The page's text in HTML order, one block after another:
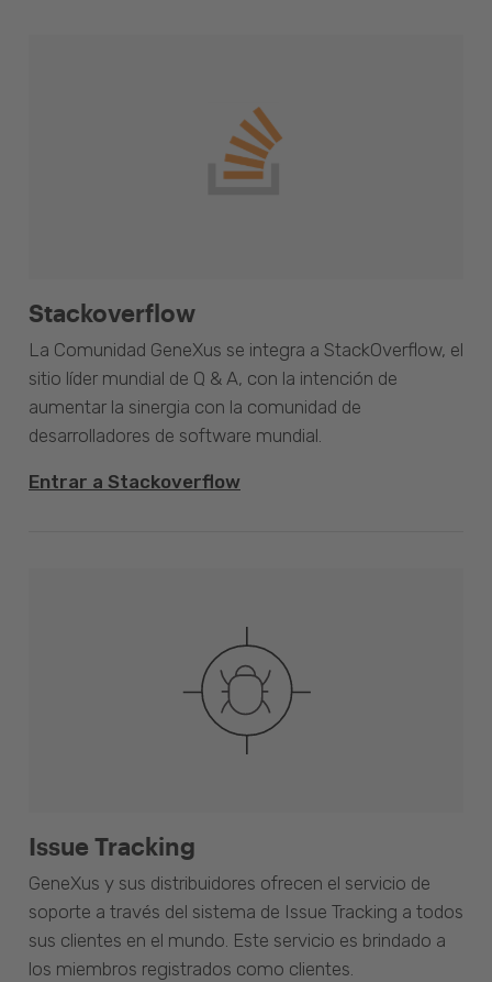
Stackoverflow
La Comunidad GeneXus se integra a StackOverflow, el
sitio líder mundial de Q & A, con la intención de
aumentar la sinergia con la comunidad de
desarrolladores de software mundial.
Entrar a Stackoverflow
Issue Tracking
GeneXus y sus distribuidores ofrecen el servicio de
soporte a través del sistema de Issue Tracking a todos
sus clientes en el mundo. Este servicio es brindado a
los miembros registrados como clientes.